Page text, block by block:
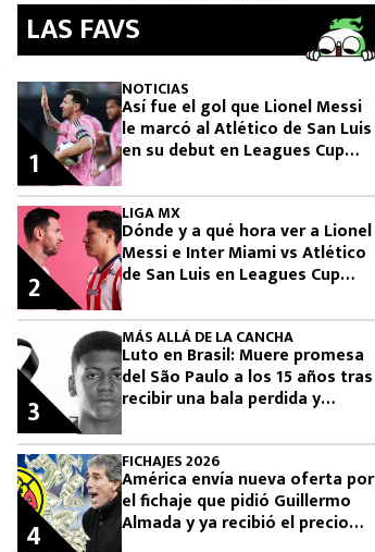
LAS FAVS
NOTICIAS
Así fue el gol que Lionel Messi
le marcó al Atlético de San Luis
en su debut en Leagues Cup
1
LIGA MX
Dónde y a qué hora ver a Lionel
Messi e Inter Miami vs Atlético
de San Luis en Leagues Cup
2
MÁS ALLÁ DE LA CANCHA
Luto en Brasil: Muere promesa
del São Paulo a los 15 años tras
recibir una bala perdida y
3
FICHAJES 2026
América envía nueva oferta por
el fichaje que pidió Guillermo
Almada y ya recibió el precio
4